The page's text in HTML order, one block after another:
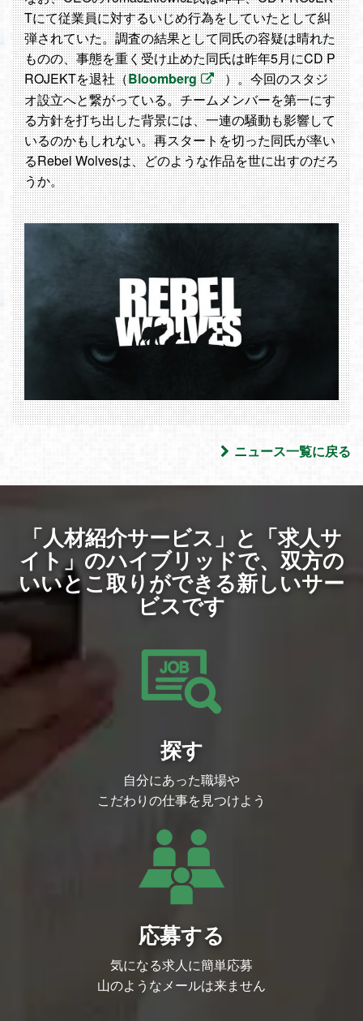
Tにて従業員に対するいじめ行為をしていたとして糾
弾されていた。調査の結果として同氏の容疑は晴れた
ものの、事態を重く受け止めた同氏は昨年5月にCD P
ROJEKTを退社（Bloomberg
）。今回のスタジ
オ設立へと繋がっている。チームメンバーを第一にす
る方針を打ち出した背景には、一連の騒動も影響して
いるのかもしれない。再スタートを切った同氏が率い
るRebel Wolvesは、どのような作品を世に出すのだろ
うか。
ニュース一覧に戻る
「人材紹介サービス」と「求人サ
イト」のハイブリッドで、 双方の
いいとこ取りができる新しいサー
ビスです
探す
自分にあった職場や
こだわりの仕事を見つけよう
応募する
気になる求人に簡単応募
山のようなメールは来ません